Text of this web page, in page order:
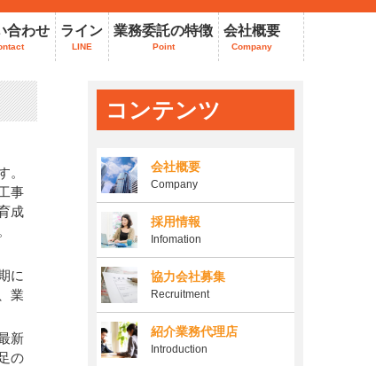
合わせ ライン
LINE
業務委託の特徴
Point
会社概要
Company
。
事
成
に
業
新
の
コンテンツ
会社概要
Company
採用情報
Infomation
協力会社募集
Recruitment
紹介業務代理店
Introduction